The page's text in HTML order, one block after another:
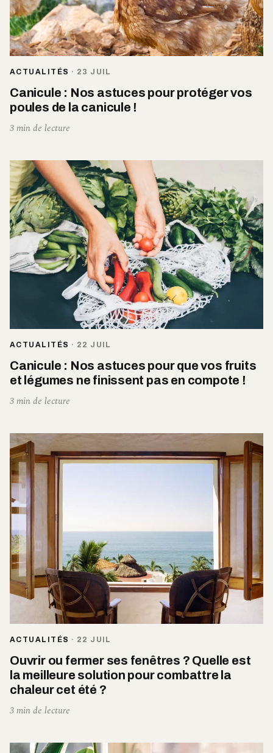
ACTUALITÉS · 23 JUIL
Canicule : Nos astuces pour protéger vos
poules de la canicule !
3 min de lecture
ACTUALITÉS · 22 JUIL
Canicule : Nos astuces pour que vos fruits
et légumes ne finissent pas en compote !
3 min de lecture
ACTUALITÉS · 22 JUIL
Ouvrir ou fermer ses fenêtres ? Quelle est
la meilleure solution pour combattre la
chaleur cet été ?
3 min de lecture